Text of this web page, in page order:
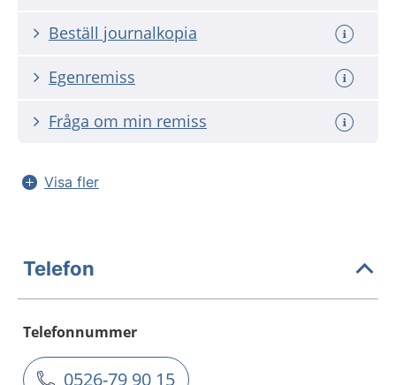
Beställ journalkopia
Egenremiss
Fråga om min remiss
Visa fler
Telefon
Telefonnummer
0526-79 90 15